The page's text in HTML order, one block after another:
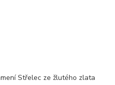
Střelec ze žlutého zlata